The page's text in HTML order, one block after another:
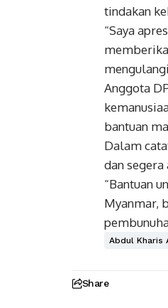
tindakan
“Saya
Anggota
bantuan
Dalam
dan
“Bantuan
Myanmar,
Abdul Kharis
Share